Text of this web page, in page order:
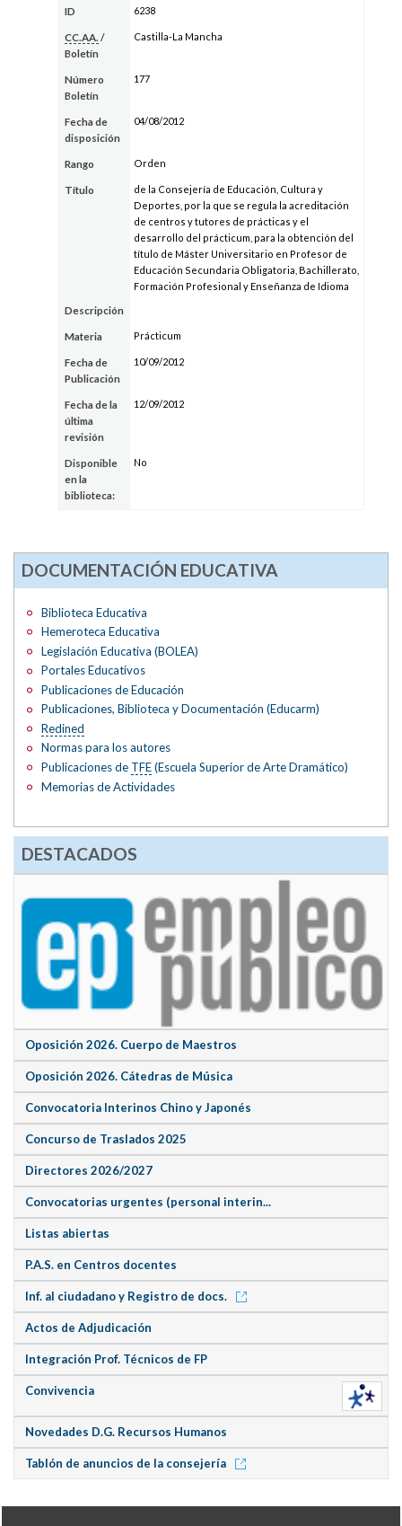
ID 6238
CC.AA. /
Boletín
Castilla-La Mancha
Número
Boletín
177
Fecha de
disposición
04/08/2012
Rango Orden
Título
de la Consejería de Educación, Cultura y
Deportes, por la que se regula la acreditación
de centros y tutores de prácticas y el
desarrollo del prácticum, para la obtención del
título de Máster Universitario en Profesor de
Educación Secundaria Obligatoria, Bachillerato,
Formación Profesional y Enseñanza de Idioma
Descripción
Materia Prácticum
Fecha de
Publicación
10/09/2012
Fecha de la
última
revisión
12/09/2012
Disponible
en la
biblioteca:
No
DOCUMENTACIÓN EDUCATIVA
Biblioteca Educativa
Hemeroteca Educativa
Legislación Educativa (BOLEA)
Portales Educativos
Publicaciones de Educación
Publicaciones, Biblioteca y Documentación (Educarm)
Redined
Normas para los autores
Publicaciones de TFE(Escuela Superior de Arte Dramático)
Memorias de Actividades
DESTACADOS
Oposición 2026. Cuerpo de Maestros
Oposición 2026. Cátedras de Música
Convocatoria Interinos Chino y Japonés
Concurso de Traslados 2025
Directores 2026/2027
Convocatorias urgentes (personal interin...
Listas abiertas
P.A.S. en Centros docentes
Inf. al ciudadano y Registro de docs.
Actos de Adjudicación
Integración Prof. Técnicos de FP
Convivencia
Novedades D.G. Recursos Humanos
Tablón de anuncios de la consejería